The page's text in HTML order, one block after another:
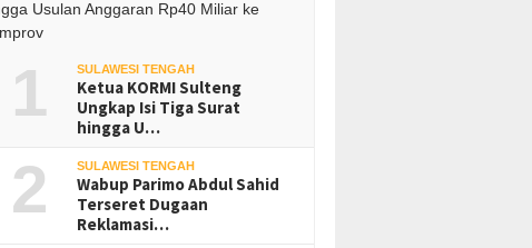
1 SULAWESI TENGAH
Ketua KORMI Sulteng
Ungkap Isi Tiga Surat
hingga U…
2 SULAWESI TENGAH
Wabup Parimo Abdul Sahid
Terseret Dugaan
Reklamasi…